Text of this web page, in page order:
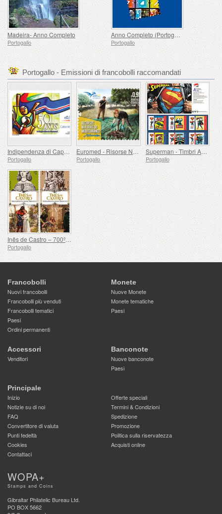
Madeira- Anno Completo
Portogallo
Anno Completo (Portogallo)
Portogallo
Portogallo - Emissioni di francobolli raccomandati
Indipendenza di Capo Verde - 50 Anni
Portogallo
Euromed - Risorse Naturali del Mediterraneo
Portogallo
Superman - Timbri Autoadesivi
Portogallo
Inês de Castro – 700º compleanno
Portogallo
Francobolli
Nuovi francobolli
Francobolli più venduti
Francobolli tematici
Paesi
Ordini permanenti
Monete
Nuove Monete
Monete tematiche
Paesi
Accessori
Venditori
Banconote
Nuove banconote
Paesi
Principale
Inizio
Offerte speciali
Notizie su di noi
Termini & Condizioni
FAQ
Spedizione
Convertitore di valuta
Promozione
Punti fedeltà
Politica sulla riservatezza
Cookies
Acquisti online
Contattaci
WOPA+
Stamps and Coins
Gibraltar Philatelic Bureau Ltd.
PO BOX 5662